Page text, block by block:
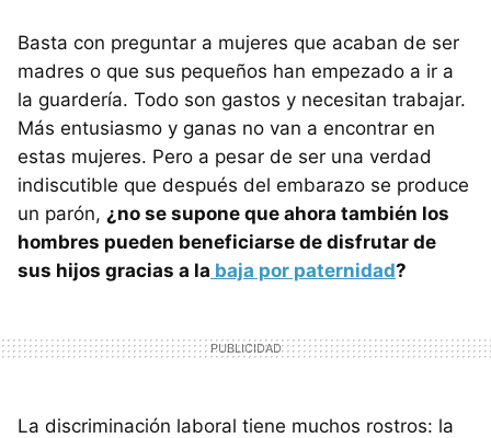
Basta con preguntar a mujeres que acaban de ser
madres o que sus pequeños han empezado a ir a
la guardería. Todo son gastos y necesitan trabajar.
Más entusiasmo y ganas no van a encontrar en
estas mujeres. Pero a pesar de ser una verdad
indiscutible que después del embarazo se produce
un parón, ¿no se supone que ahora también los
hombres pueden beneficiarse de disfrutar de
sus hijos gracias a la baja por paternidad?
La discriminación laboral tiene muchos rostros: la